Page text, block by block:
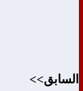
السابق>>